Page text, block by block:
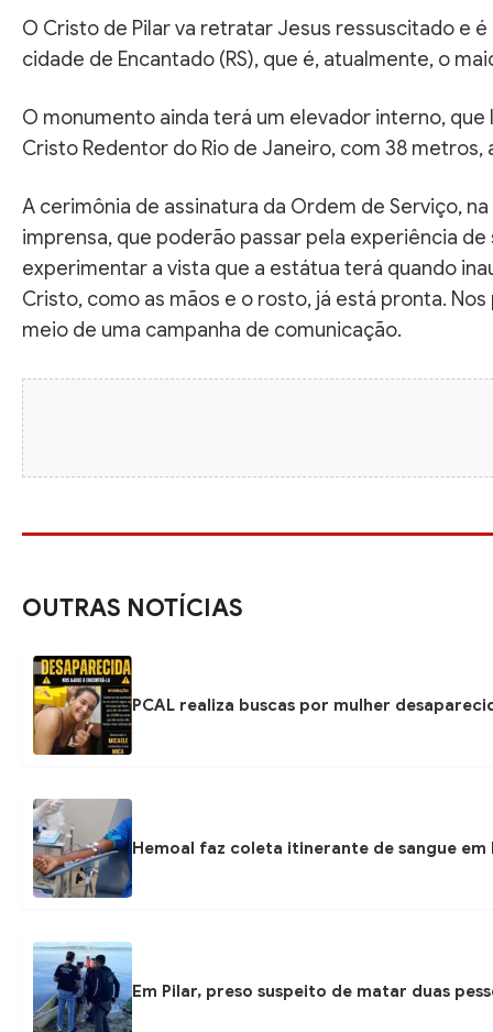
O Cristo de Pilar va retratar Jesus ressuscitado e
cidade de Encantado (RS), que é, atualmente, o
O monumento ainda terá um elevador interno,
Cristo Redentor do Rio de Janeiro, com 38
A cerimônia de assinatura da Ordem de Serviço,
imprensa, que poderão passar pela experiência
experimentar a vista que a estátua terá quando
Cristo, como as mãos e o rosto, já está pronta.
meio de uma campanha de comunicação.
OUTRAS NOTÍCIAS
PCAL realiza buscas por mulher
Hemoal faz coleta itinerante de sangue em
Em Pilar, preso suspeito de matar duas